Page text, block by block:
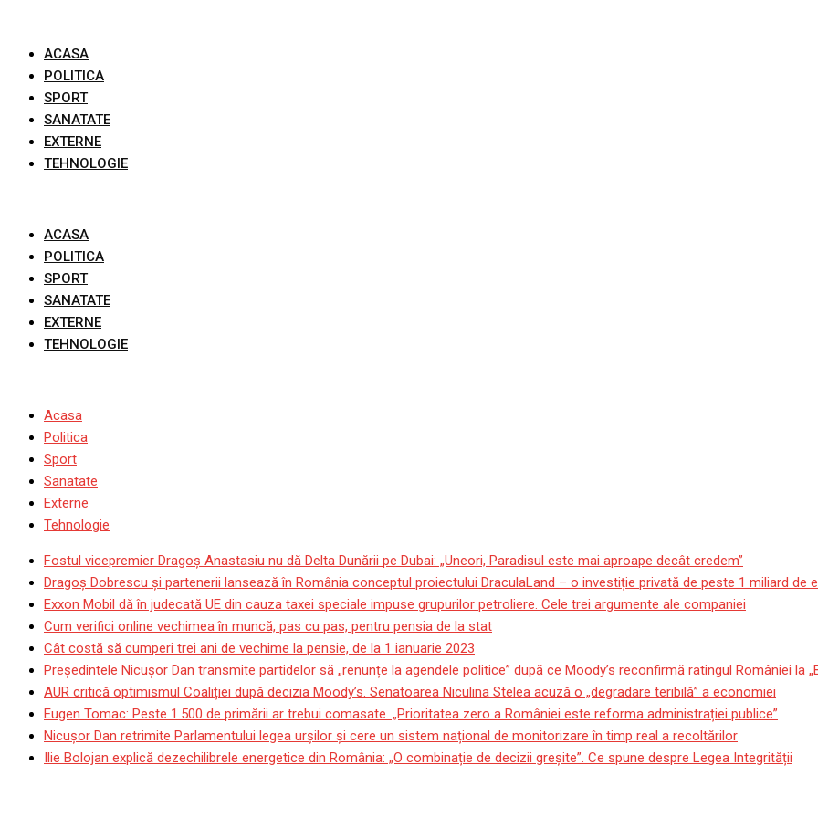
contentACASA
POLITICA
SPORT
SANATATE
EXTERNE
TEHNOLOGIE
ACASA
POLITICA
SPORT
SANATATE
EXTERNE
TEHNOLOGIE
Acasa
Politica
Sport
Sanatate
Externe
Tehnologie
Fostul vicepremier Dragoș Anastasiu nu dă Delta Dunării pe Dubai: „Uneori, Paradisul este mai aproape decât credem”
Dragoş Dobrescu şi partenerii lansează în România conceptul proiectului DraculaLand – o investiție privată de peste 1 miliard de
Exxon Mobil dă în judecată UE din cauza taxei speciale impuse grupurilor petroliere. Cele trei argumente ale companiei
Cum verifici online vechimea în muncă, pas cu pas, pentru pensia de la stat
Cât costă să cumperi trei ani de vechime la pensie, de la 1 ianuarie 2023
Președintele Nicușor Dan transmite partidelor să „renunțe la agendele politice” după ce Moody’s reconfirmă ratingul României la
AUR critică optimismul Coaliției după decizia Moody’s. Senatoarea Niculina Stelea acuză o „degradare teribilă” a economiei
Eugen Tomac: Peste 1.500 de primării ar trebui comasate. „Prioritatea zero a României este reforma administrației publice”
Nicușor Dan retrimite Parlamentului legea urșilor și cere un sistem național de monitorizare în timp real a recoltărilor
Ilie Bolojan explică dezechilibrele energetice din România: „O combinație de decizii greșite”. Ce spune despre Legea Integrității